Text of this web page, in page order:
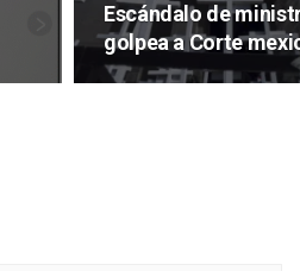
Escándalo de
golpea a Corte